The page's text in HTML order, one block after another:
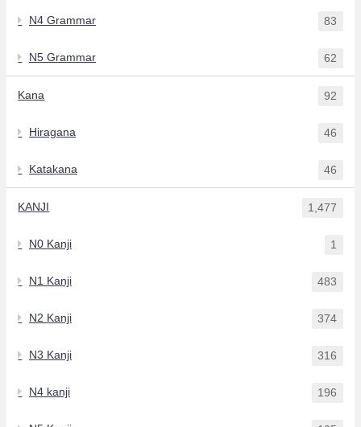
N4 Grammar 83
N5 Grammar 62
Kana 92
Hiragana 46
Katakana 46
KANJI 1,477
N0 Kanji 1
N1 Kanji 483
N2 Kanji 374
N3 Kanji 316
N4 kanji 196